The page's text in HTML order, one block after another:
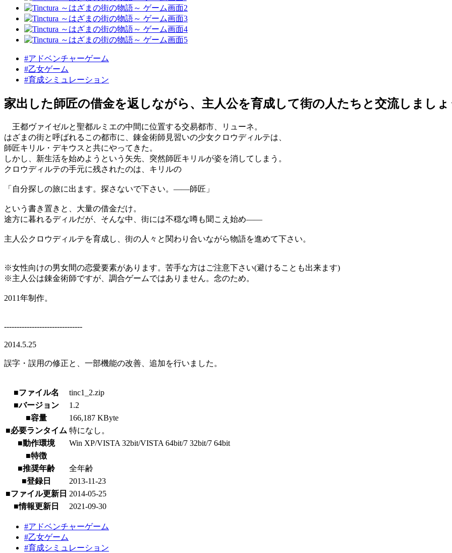
#アドベンチャーゲーム
#乙女ゲーム
#育成シミュレーション
家出した師匠の借金を返しながら、主人公を育成して街の人たちと交流しまし
王都ヴァイゼルと聖都ルミエの中間に位置する交易都市、リューネ。
はざまの街と呼ばれるこの都市に、錬金術師見習いの少女クロウディルテは、
師匠キリル・デキウスと共にやってきた。
しかし、新生活を始めようという矢先、突然師匠キリルが姿を消してしまう。
クロウディルテの手元に残されたのは、キリルの
「自分探しの旅に出ます。探さないで下さい。――師匠」
という書き置きと、大量の借金だけ。
途方に暮れるディルだが、そんな中、街には不穏な噂も聞こえ始め――
主人公クロウディルテを育成し、街の人々と関わり合いながら物語を進めて下さい。
※女性向けの男女間の恋愛要素があります。苦手な方はご注意下さい(避けることも出来ます)
※主人公は錬金術師ですが、調合ゲームではありません。念のため。
2011年制作。
-------------------------------
2014.5.25
誤字・誤用の修正と、一部機能の改善、追加を行いました。
■ファイル名
tinc1_2.zip
■バージョン
1.2
■容量
166,187 KByte
■必要ランタイム 特になし。
■動作環境
Win XP/VISTA 32bit/VISTA 64bit/7 32bit/7 64bit
■特徴
■推奨年齢
全年齢
■登録日
2013-11-23
■ファイル更新日 2014-05-25
■情報更新日
2021-09-30
#アドベンチャーゲーム
#乙女ゲーム
#育成シミュレーション